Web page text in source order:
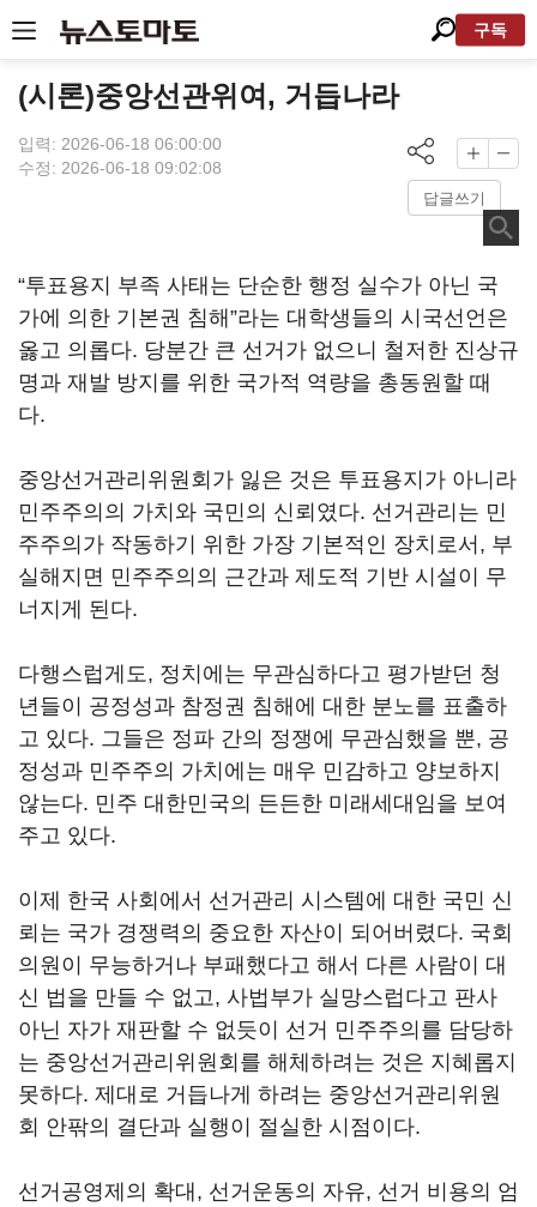
구독
(시론)중앙선관위여, 거듭나라
입력: 2026-06-18 06:00:00
수정: 2026-06-18 09:02:08
답글쓰기
“투표용지 부족 사태는 단순한 행정 실수가 아닌 국
가에 의한 기본권 침해”라는 대학생들의 시국선언은
옳고 의롭다. 당분간 큰 선거가 없으니 철저한 진상규
명과 재발 방지를 위한 국가적 역량을 총동원할 때
다.
중앙선거관리위원회가 잃은 것은 투표용지가 아니라
민주주의의 가치와 국민의 신뢰였다. 선거관리는 민
주주의가 작동하기 위한 가장 기본적인 장치로서, 부
실해지면 민주주의의 근간과 제도적 기반 시설이 무
너지게 된다.
다행스럽게도, 정치에는 무관심하다고 평가받던 청
년들이 공정성과 참정권 침해에 대한 분노를 표출하
고 있다. 그들은 정파 간의 정쟁에 무관심했을 뿐, 공
정성과 민주주의 가치에는 매우 민감하고 양보하지
않는다. 민주 대한민국의 든든한 미래세대임을 보여
주고 있다.
이제 한국 사회에서 선거관리 시스템에 대한 국민 신
뢰는 국가 경쟁력의 중요한 자산이 되어버렸다. 국회
의원이 무능하거나 부패했다고 해서 다른 사람이 대
신 법을 만들 수 없고, 사법부가 실망스럽다고 판사
아닌 자가 재판할 수 없듯이 선거 민주주의를 담당하
는 중앙선거관리위원회를 해체하려는 것은 지혜롭지
못하다. 제대로 거듭나게 하려는 중앙선거관리위원
회 안팎의 결단과 실행이 절실한 시점이다.
선거공영제의 확대, 선거운동의 자유, 선거 비용의 엄